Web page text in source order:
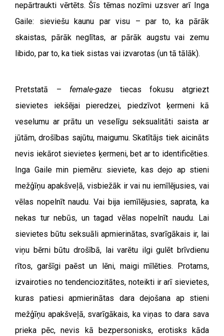
nepārtraukti vērtēts. Šīs tēmas nozīmi uzsver arī Inga
Gaile: sieviešu kaunu par visu – par to, ka pārāk
skaistas, pārāk neglītas, ar pārāk augstu vai zemu
libido, par to, ka tiek sistas vai izvarotas (un tā tālāk).
Pretstatā – female-gaze tiecas fokusu atgriezt
sievietes iekšējai pieredzei, piedzīvot ķermeni kā
veselumu ar prātu un veselīgu seksualitāti saista ar
jūtām, drošības sajūtu, maigumu. Skatītājs tiek aicināts
nevis iekārot sievietes ķermeni, bet ar to identificēties.
Inga Gaile min piemēru: sieviete, kas dejo ap stieni
mežģīņu apakšveļā, visbiežāk ir vai nu iemīlējusies, vai
vēlas nopelnīt naudu. Vai bija iemīlējusies, saprata, ka
nekas tur nebūs, un tagad vēlas nopelnīt naudu. Lai
sievietes būtu seksuāli apmierinātas, svarīgākais ir, lai
viņu bērni būtu drošībā, lai varētu ilgi gulēt brīvdienu
rītos, garšīgi paēst un lēni, maigi mīlēties. Protams,
izvairoties no tendenciozitātes, noteikti ir arī sievietes,
kuras patiesi apmierinātas dara dejošana ap stieni
mežģīņu apakšveļā, svarīgākais, ka viņas to dara sava
prieka pēc, nevis kā bezpersonisks, erotisks kāda